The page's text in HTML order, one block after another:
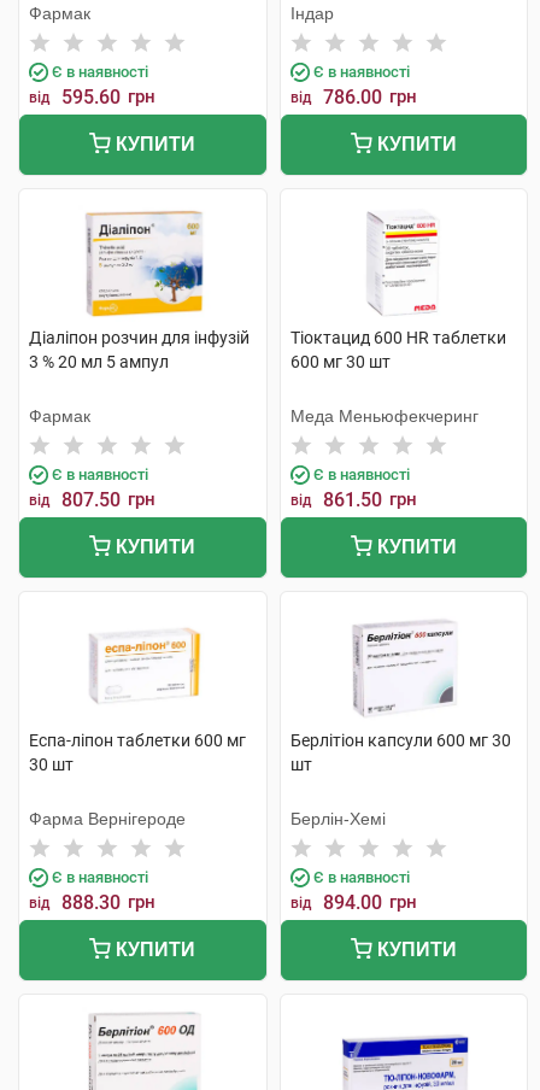
Фармак
Є в наявності
від 595.60 грн
КУПИТИ
Індар
Є в наявності
від 786.00 грн
КУПИТИ
Діаліпон розчин для інфузій
3 % 20 мл 5 ампул
Фармак
Є в наявності
від 807.50 грн
КУПИТИ
Тіоктацид 600 HR таблетки
600 мг 30 шт
Меда Меньюфекчеринг
Є в наявності
від 861.50 грн
КУПИТИ
Еспа-ліпон таблетки 600 мг
30 шт
Фарма Вернігероде
Є в наявності
від 888.30 грн
КУПИТИ
Берлітіон капсули 600 мг 30
шт
Берлін-Хемі
Є в наявності
від 894.00 грн
КУПИТИ